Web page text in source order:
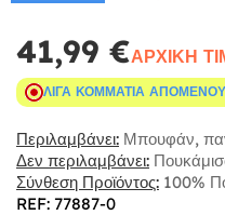
41,99 €ΑΡΧΙΚΉ
ΛΊΓΑ ΚΟΜΜΆΤΙΑ
Περιλαμβάνει: Μπουφάν,
Δεν περιλαμβάνει:
Σύνθεση Προϊόντος: 100%
REF: 77887-0